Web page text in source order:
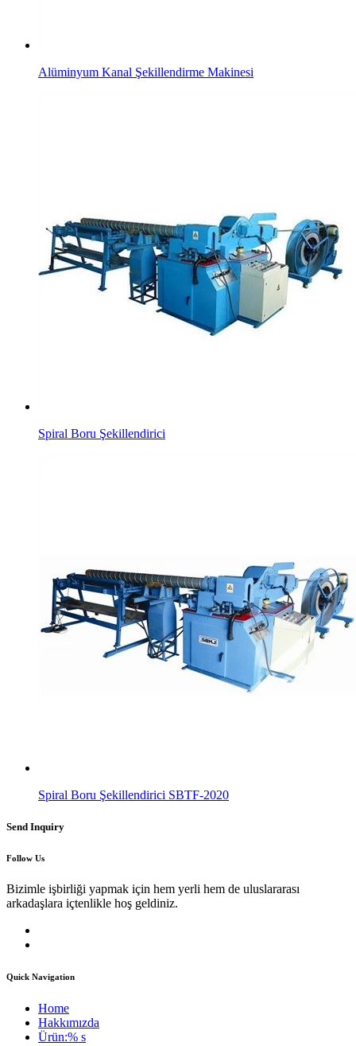
Alüminyum Kanal Şekillendirme Makinesi
Spiral Boru Şekillendirici
Spiral Boru Şekillendirici SBTF-2020
Send Inquiry
Follow Us
Bizimle işbirliği yapmak için hem yerli hem de uluslararası
arkadaşlara içtenlikle hoş geldiniz.
Quick Navigation
Home
Hakkımızda
Ürün:% s